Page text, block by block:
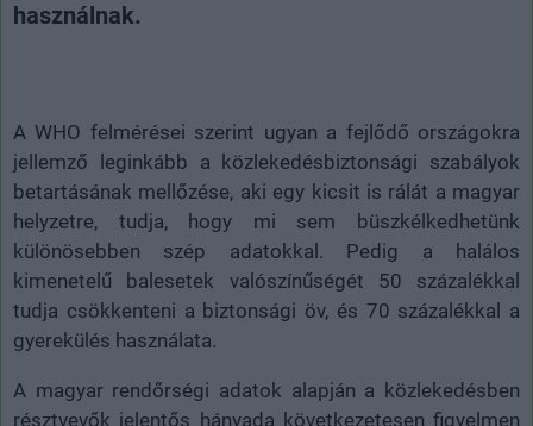
használnak.
A WHO felmérései szerint ugyan a fejlődő országokra
jellemző leginkább a közlekedésbiztonsági szabályok
betartásának mellőzése, aki egy kicsit is rálát a magyar
helyzetre, tudja, hogy mi sem büszkélkedhetünk
különösebben szép adatokkal. Pedig a halálos
kimenetelű balesetek valószínűségét 50 százalékkal
tudja csökkenteni a biztonsági öv, és 70 százalékkal a
gyerekülés használata.
A magyar rendőrségi adatok alapján a közlekedésben
résztvevők jelentős hányada következetesen figyelmen